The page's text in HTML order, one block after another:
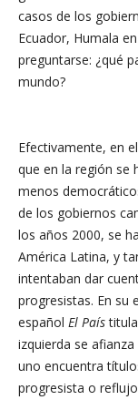
casos de los
Ecuador, Humala
preguntarse: ¿qué
mundo?
Efectivamente, en
que en la región se
menos
de los gobiernos
los años 2000, se
América Latina, y
intentaban dar
progresistas. En su
español El País
izquierda se
uno encuentra
progresista o